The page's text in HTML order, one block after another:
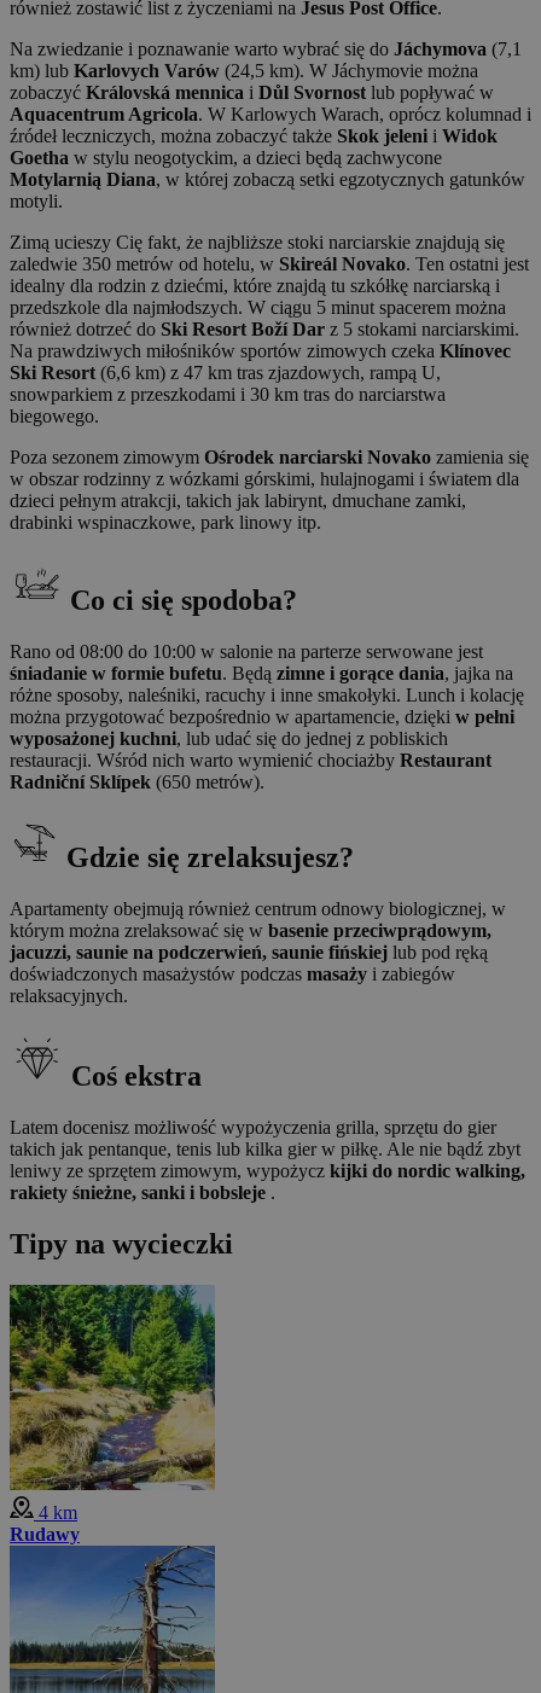
również zostawić list z życzeniami na Jesus Post Office.
Na zwiedzanie i poznawanie warto wybrać się do Jáchymova (7,1
km) lub Karlovych Varów (24,5 km). W Jáchymovie można
zobaczyć Královská mennica i Důl Svornost lub popływać w
Aquacentrum Agricola. W Karlowych Warach, oprócz kolumnad i
źródeł leczniczych, można zobaczyć także Skok jeleni i Widok
Goetha w stylu neogotyckim, a dzieci będą zachwycone
Motylarnią Diana, w której zobaczą setki egzotycznych gatunków
motyli.
Zimą ucieszy Cię fakt, że najbliższe stoki narciarskie znajdują się
zaledwie 350 metrów od hotelu, w Skireál Novako. Ten ostatni jest
idealny dla rodzin z dziećmi, które znajdą tu szkółkę narciarską i
przedszkole dla najmłodszych. W ciągu 5 minut spacerem można
również dotrzeć do Ski Resort Boží Dar z 5 stokami narciarskimi.
Na prawdziwych miłośników sportów zimowych czeka Klínovec
Ski Resort (6,6 km) z 47 km tras zjazdowych, rampą U,
snowparkiem z przeszkodami i 30 km tras do narciarstwa
biegowego.
Poza sezonem zimowym Ośrodek narciarski Novako zamienia się
w obszar rodzinny z wózkami górskimi, hulajnogami i światem dla
dzieci pełnym atrakcji, takich jak labirynt, dmuchane zamki,
drabinki wspinaczkowe, park linowy itp.
Co ci się spodoba?
Rano od 08:00 do 10:00 w salonie na parterze serwowane jest
śniadanie w formie bufetu. Będą zimne i gorące dania, jajka na
różne sposoby, naleśniki, racuchy i inne smakołyki. Lunch i kolację
można przygotować bezpośrednio w apartamencie, dzięki w pełni
wyposażonej kuchni, lub udać się do jednej z pobliskich
restauracji. Wśród nich warto wymienić chociażby Restaurant
Radniční Sklípek (650 metrów).
Gdzie się zrelaksujesz?
Apartamenty obejmują również centrum odnowy biologicznej, w
którym można zrelaksować się w basenie przeciwprądowym,
jacuzzi, saunie na podczerwień, saunie fińskiej lub pod ręką
doświadczonych masażystów podczas masaży i zabiegów
relaksacyjnych.
Coś ekstra
Latem docenisz możliwość wypożyczenia grilla, sprzętu do gier
takich jak pentanque, tenis lub kilka gier w piłkę. Ale nie bądź zbyt
leniwy ze sprzętem zimowym, wypożycz kijki do nordic walking,
rakiety śnieżne, sanki i bobsleje .
Tipy na wycieczki
4 km
Rudawy